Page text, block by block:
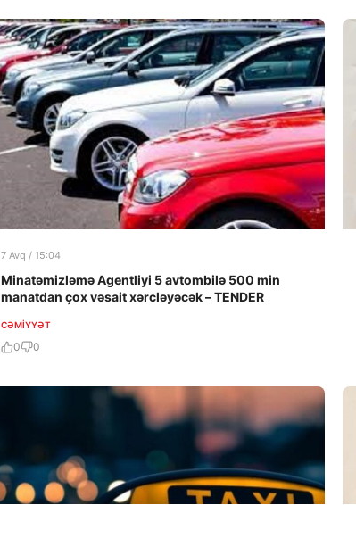
7 Avq / 15:04
Minatəmizləmə Agentliyi 5 avtombilə 500 min
manatdan çox vəsait xərcləyəcək – TENDER
CƏMIYYƏT
0 0